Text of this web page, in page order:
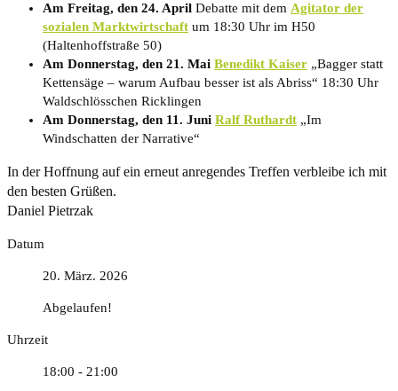
Am Freitag, den 24. April Debatte mit dem Agitator der
sozialen Marktwirtschaft um 18:30 Uhr im H50
(Haltenhoffstraße 50)
Am Donnerstag, den 21. Mai Benedikt Kaiser „Bagger statt
Kettensäge – warum Aufbau besser ist als Abriss“ 18:30 Uhr
Waldschlösschen Ricklingen
Am Donnerstag, den 11. Juni Ralf Ruthardt „Im
Windschatten der Narrative“
In der Hoffnung auf ein erneut anregendes Treffen verbleibe ich mit
den besten Grüßen.
Daniel Pietrzak
Datum
20. März. 2026
Abgelaufen!
Uhrzeit
18:00 - 21:00